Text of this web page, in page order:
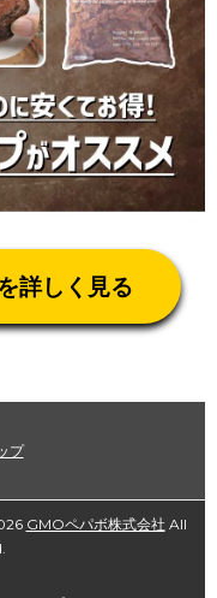
詳しく見る
プ
GMOペパボ株式会社 All